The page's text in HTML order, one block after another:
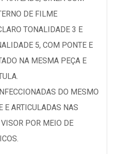
DE FILME
TONALIDADE 3 E
5, COM PONTE E
NA MESMA PEÇA E
DO MESMO
E ARTICULADAS NAS
POR MEIO DE